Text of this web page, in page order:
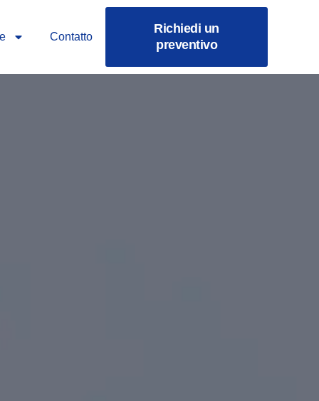
Contatto
Richiedi un
preventivo